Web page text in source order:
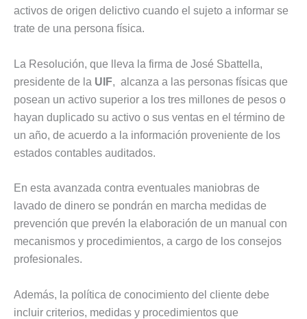
activos de origen delictivo cuando el sujeto a informar se
trate de una persona física.
La Resolución, que lleva la firma de José Sbattella,
presidente de la UIF, alcanza a las personas físicas que
posean un activo superior a los tres millones de pesos o
hayan duplicado su activo o sus ventas en el término de
un año, de acuerdo a la información proveniente de los
estados contables auditados.
En esta avanzada contra eventuales maniobras de
lavado de dinero se pondrán en marcha medidas de
prevención que prevén la elaboración de un manual con
mecanismos y procedimientos, a cargo de los consejos
profesionales.
Además, la política de conocimiento del cliente debe
incluir criterios, medidas y procedimientos que